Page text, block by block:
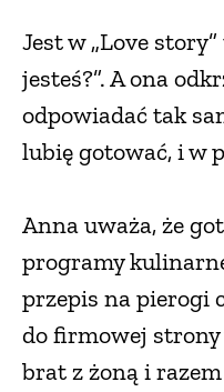
Jest w „Love
jesteś?”. A ona
odpowiadać tak
lubię gotować, i w
Anna uważa, że
programy
przepis na pierogi
do firmowej strony
brat z żoną i